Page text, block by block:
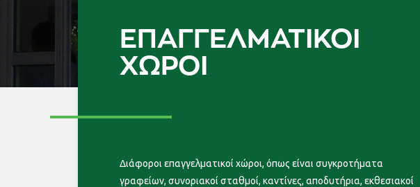
ΕΠΑΓΓΕΛΜΑΤΙΚΟΊ
ΧΏΡΟΙ
Διάφοροι επαγγελματικοί χώροι, όπως είναι συγκροτήματα
γραφείων, συνοριακοί σταθμοί, καντίνες, αποδυτήρια, εκθεσιακοί